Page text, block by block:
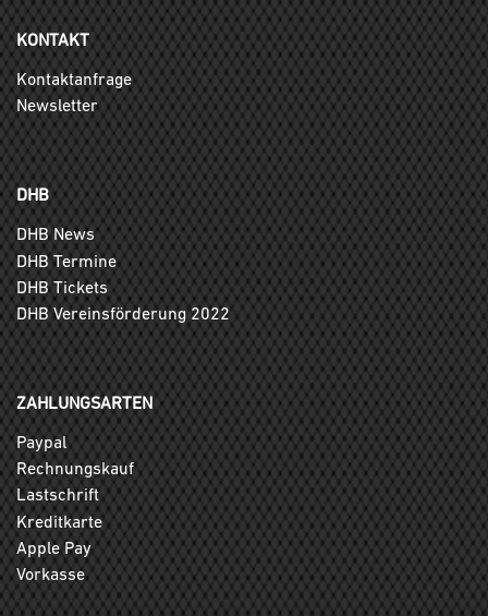
KONTAKT
Kontaktanfrage
Newsletter
DHB
DHB News
DHB Termine
DHB Tickets
DHB Vereinsförderung 2022
ZAHLUNGSARTEN
Paypal
Rechnungskauf
Lastschrift
Kreditkarte
Apple Pay
Vorkasse